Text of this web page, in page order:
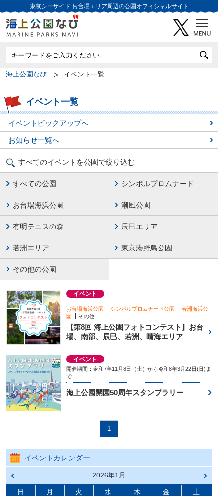
東京シーサイド お台場エリア周辺の公園オフィシャルサイト
海上公園なび イベント一覧
イベント一覧
イベントピックアップへ
お知らせ一覧へ
すべてのイベントを公園で絞り込む
すべての公園 シンボルプロムナード
お台場海浜公園 潮風公園
有明テニスの森 辰巳エリア
若洲エリア 東京港野鳥公園
その他の公園
イベント
お台場海浜公園 シンボルプロムナード公園
若洲海浜公
園
その他
【第8回 海上公園フォトコンテスト】お台
場、南部、辰巳、若洲、晴海エリア
イベント
開催期間：令和7年11月8日（土）から令和8年3月22日(日)ま
で
海上公園開園50周年スタンプラリー
1
イベントカレンダー
前の
戻る
2026年1月
次の
進む
日 月 火 水 木 金
土